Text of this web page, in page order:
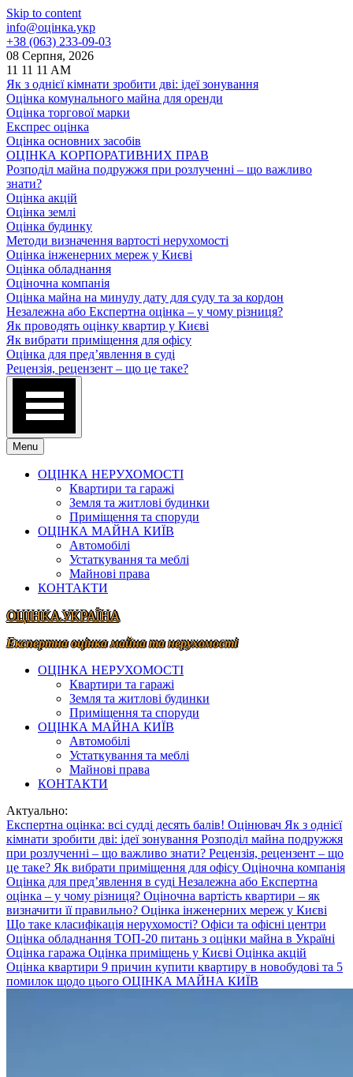
Skip to content
info@оцінка.укр
+38 (063) 233-09-03
08 Серпня, 2026
11 11 11 AM
Як з однієї кімнати зробити дві: ідеї зонування
Оцінка комунального майна для оренди
Оцінка торгової марки
Експрес оцінка
Оцінка основних засобів
ОЦІНКА КОРПОРАТИВНИХ ПРАВ
Розподіл майна подружжя при розлученні – що важливо
знати?
Оцінка акцій
Оцінка землі
Оцінка будинку
Методи визначення вартості нерухомості
Оцінка інженерних мереж у Києві
Оцінка обладнання
Оціночна компанія
Оцінка майна на минулу дату для суду та за кордон
Незалежна або Експертна оцінка – у чому різниця?
Як проводять оцінку квартир у Києві
Як вибрати приміщення для офісу
Оцінка для пред’явлення в суді
Рецензія, рецензент – що це таке?
Menu
ОЦІНКА НЕРУХОМОСТІ
Квартири та гаражі
Земля та житлові будинки
Приміщення та споруди
ОЦІНКА МАЙНА КИЇВ
Автомобілі
Устаткування та меблі
Майнові права
КОНТАКТИ
ОЦІНКА.УКРАЇНА
Експертна оцінка майна та нерухомості
ОЦІНКА НЕРУХОМОСТІ
Квартири та гаражі
Земля та житлові будинки
Приміщення та споруди
ОЦІНКА МАЙНА КИЇВ
Автомобілі
Устаткування та меблі
Майнові права
КОНТАКТИ
Актуально:
Експертна оцінка: всі судді десять балів! Оцінювач Як з однієї
кімнати зробити дві: ідеї зонування Розподіл майна подружжя
при розлученні – що важливо знати? Рецензія, рецензент – що
це таке? Як вибрати приміщення для офісу Оціночна компанія
Оцінка для пред’явлення в суді Незалежна або Експертна
оцінка – у чому різниця? Оціночна вартість квартири – як
визначити її правильно? Оцінка інженерних мереж у Києві
Що таке класифікація нерухомості? Офіси та офісні центри
Оцінка обладнання ТОП-20 питань з оцінки майна в Україні
Оцінка гаража Оцінка приміщень у Києві Оцінка акцій
Оцінка квартири 9 причин купити квартиру в новобудові та 5
помилок щодо цього ОЦІНКА МАЙНА КИЇВ